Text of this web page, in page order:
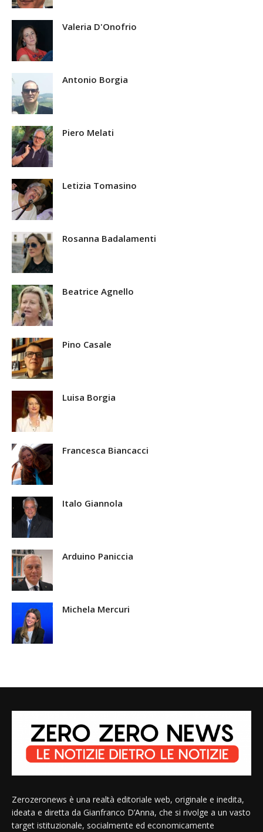
Valeria D'Onofrio
Antonio Borgia
Piero Melati
Letizia Tomasino
Rosanna Badalamenti
Beatrice Agnello
Pino Casale
Luisa Borgia
Francesca Biancacci
Italo Giannola
Arduino Paniccia
Michela Mercuri
Zerozeronews è una realtà editoriale web, originale e inedita,
ideata e diretta da Gianfranco D’Anna, che si rivolge a un vasto
target istituzionale, socialmente ed economicamente